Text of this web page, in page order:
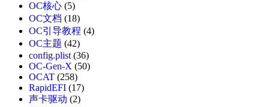
OC核心 (5)
OC文档 (18)
OC引导教程 (4)
OC主题 (42)
config.plist(36)
OC-Gen-X (50)
OCAT (258)
RapidEFI (17)
声卡驱动 (2)